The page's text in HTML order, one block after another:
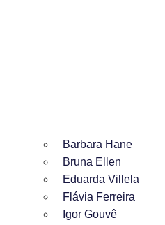
Barbara Hane
Bruna Ellen
Eduarda Villela
Flávia Ferreira
Igor Gouvê